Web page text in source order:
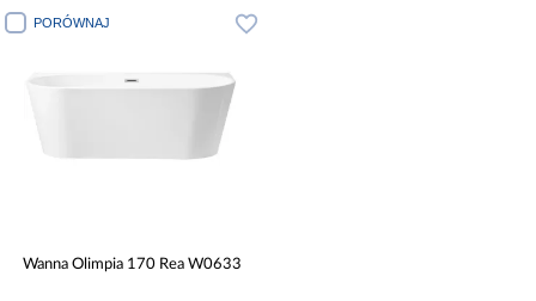
PORÓWNAJ
Wanna Olimpia 170 Rea W0633